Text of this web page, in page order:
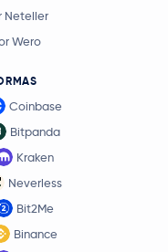
Neteller
Wero
Coinbase
Bitpanda
Kraken
Neverless
Bit2Me
Binance